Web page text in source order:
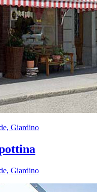
Giardino
Giardino